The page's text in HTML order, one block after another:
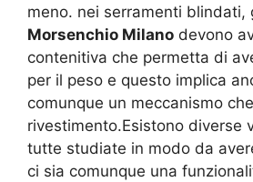
meno. nei serramenti blindati,
Morsenchio Milano devono
contenitiva che permetta di
per il peso e questo implica
comunque un meccanismo
rivestimento.Esistono diverse
tutte studiate in modo da
ci sia comunque una